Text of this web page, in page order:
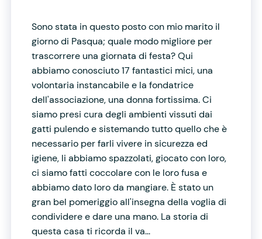
Sono stata in questo posto con mio marito il
giorno di Pasqua; quale modo migliore per
trascorrere una giornata di festa? Qui
abbiamo conosciuto 17 fantastici mici, una
volontaria instancabile e la fondatrice
dell'associazione, una donna fortissima. Ci
siamo presi cura degli ambienti vissuti dai
gatti pulendo e sistemando tutto quello che è
necessario per farli vivere in sicurezza ed
igiene, li abbiamo spazzolati, giocato con loro,
ci siamo fatti coccolare con le loro fusa e
abbiamo dato loro da mangiare. È stato un
gran bel pomeriggio all'insegna della voglia di
condividere e dare una mano. La storia di
questa casa ti ricorda il va...